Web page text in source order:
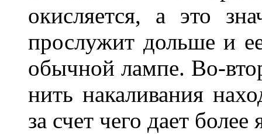
окисляется, а это
прослужит дольше и
обычной лампе. Во-
нить накаливания
за счет чего дает